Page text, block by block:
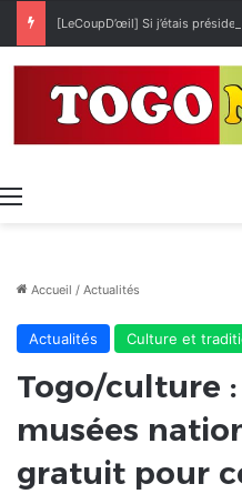
[LeCoupD’œil] Si j’étais
Menu
Accueil / Actualités
Actualités Culture et
Togo/culture :
musées
gratuit pour